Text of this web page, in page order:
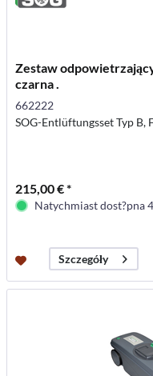
Zestaw
czarna .
662222
SOG-Entlüftungsset Typ B,
215,00 € *
Natychmiast dost?pna 4
Szczegóły